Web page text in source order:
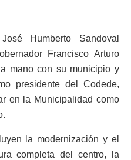
Humberto Sandoval
Francisco Arturo
mano con su municipio y
presidente del Codede,
en la Municipalidad como
la modernización y el
completa del centro, la